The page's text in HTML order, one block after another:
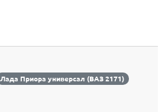
Лада Приора универсал (ВАЗ 2171)